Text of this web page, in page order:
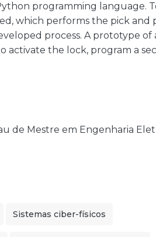
programming language.
which performs the pick and
process. A prototype of
activate the lock, program a
de Mestre em Engenharia
Sistemas ciber-físicos